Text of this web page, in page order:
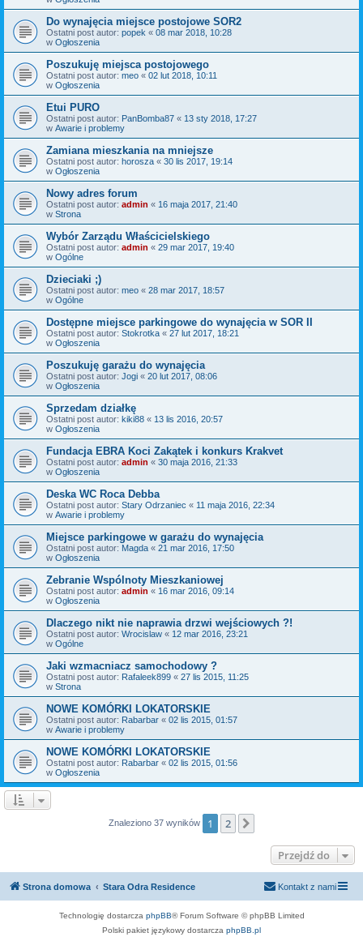
Do wynajęcia miejsce postojowe SOR2
Ostatni post autor: popek « 08 mar 2018, 10:28
w Ogłoszenia
Poszukuję miejsca postojowego
Ostatni post autor: meo « 02 lut 2018, 10:11
w Ogłoszenia
Etui PURO
Ostatni post autor: PanBomba87 « 13 sty 2018, 17:27
w Awarie i problemy
Zamiana mieszkania na mniejsze
Ostatni post autor: horosza « 30 lis 2017, 19:14
w Ogłoszenia
Nowy adres forum
Ostatni post autor: admin « 16 maja 2017, 21:40
w Strona
Wybór Zarządu Właścicielskiego
Ostatni post autor: admin « 29 mar 2017, 19:40
w Ogólne
Dzieciaki ;)
Ostatni post autor: meo « 28 mar 2017, 18:57
w Ogólne
Dostępne miejsce parkingowe do wynajęcia w SOR II
Ostatni post autor: Stokrotka « 27 lut 2017, 18:21
w Ogłoszenia
Poszukuję garażu do wynajęcia
Ostatni post autor: Jogi « 20 lut 2017, 08:06
w Ogłoszenia
Sprzedam działkę
Ostatni post autor: kiki88 « 13 lis 2016, 20:57
w Ogłoszenia
Fundacja EBRA Koci Zakątek i konkurs Krakvet
Ostatni post autor: admin « 30 maja 2016, 21:33
w Ogłoszenia
Deska WC Roca Debba
Ostatni post autor: Stary Odrzaniec « 11 maja 2016, 22:34
w Awarie i problemy
Miejsce parkingowe w garażu do wynajęcia
Ostatni post autor: Magda « 21 mar 2016, 17:50
w Ogłoszenia
Zebranie Wspólnoty Mieszkaniowej
Ostatni post autor: admin « 16 mar 2016, 09:14
w Ogłoszenia
Dlaczego nikt nie naprawia drzwi wejściowych ?!
Ostatni post autor: Wrocislaw « 12 mar 2016, 23:21
w Ogólne
Jaki wzmacniacz samochodowy ?
Ostatni post autor: Rafaleek899 « 27 lis 2015, 11:25
w Strona
NOWE KOMÓRKI LOKATORSKIE
Ostatni post autor: Rabarbar « 02 lis 2015, 01:57
w Awarie i problemy
NOWE KOMÓRKI LOKATORSKIE
Ostatni post autor: Rabarbar « 02 lis 2015, 01:56
w Ogłoszenia
Znaleziono 37 wyników 1 2
Przejdź do
Strona domowa Stara Odra Residence Kontakt z nami
Technologię dostarcza phpBB® Forum Software © phpBB Limited
Polski pakiet językowy dostarcza phpBB.pl